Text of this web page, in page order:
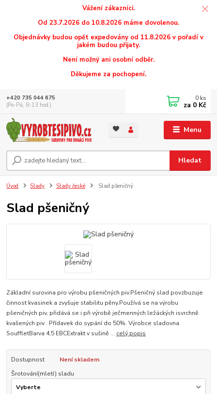
Vážení zákazníci.
Od 23.7.2026 do 10.8.2026 máme dovolenou.
Objednávky budou opět expedovány od 11.8.2026 v pořadí v
jakém budou přijaty.
Není možný ani osobní odběr.
Děkujeme za pochopení.
Menu
Hledat
+420 735 044 675
(Po-Pá, 8-13 hod.)
0 ks
za 0 Kč
Úvod Slady Slady české Slad pšeničný
Slad pšeničný
Základní surovina pro výrobu pšeničných piv.Pšeničný slad povzbuzuje
činnost kvasinek a zvyšuje stabilitu pěny.Používá se na výrobu
pšeničných piv, přidává se i při výrobě ječmenných ležáckých isvrchně
kvašených piv . Přídavek do sypání do 50%. Výrobce sladovna
SouffletBarva 4,5 EBCExtrakt v sušině ... celý popis
Dostupnost
Není skladem
Šrotování(mletí) sladu